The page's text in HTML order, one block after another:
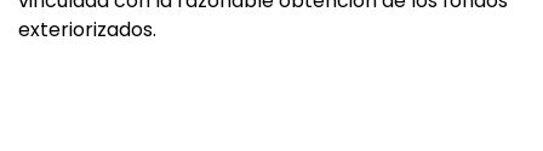
exteriorizados.